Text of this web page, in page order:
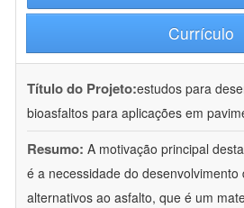
Currículo
Título do Projeto:estudos para
bioasfaltos para aplicações em
Resumo: A motivação principal
é a necessidade do desenvolvimento
alternativos ao asfalto, que é um